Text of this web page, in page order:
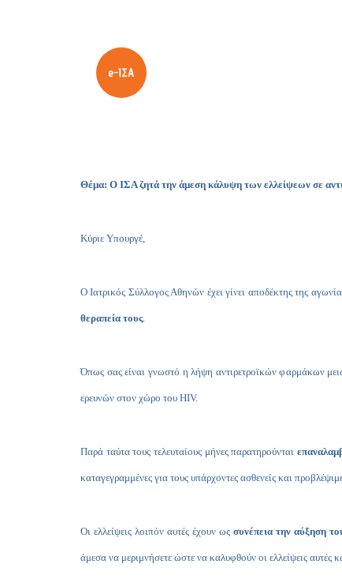
Θέμα: Ο ΙΣΑ ζητά την άμεση κάλυψη των ελλείψεων σε
Κύριε Υπουργέ,
Ο Ιατρικός Σύλλογος Αθηνών έχει γίνει αποδέκτης της
θεραπεία τους.
Όπως σας είναι γνωστό η λήψη αντιρετροϊκών φαρμάκων
ερευνών στον χώρο του HIV.
Παρά ταύτα τους τελευταίους μήνες παρατηρούνται
καταγεγραμμένες για τους υπάρχοντες ασθενείς και
Οι ελλείψεις λοιπόν αυτές έχουν ως συνέπεια την αύξηση
άμεσα να μεριμνήσετε ώστε να καλυφθούν οι ελλείψεις